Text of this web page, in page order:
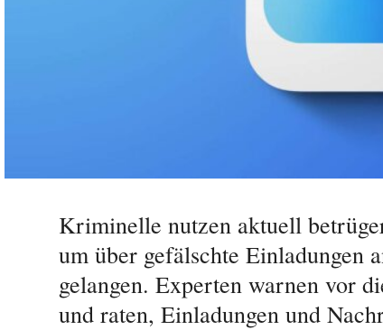
Kriminelle nutzen aktuell
um über gefälschte Einladungen
gelangen. Experten warnen vor
und raten, Einladungen und